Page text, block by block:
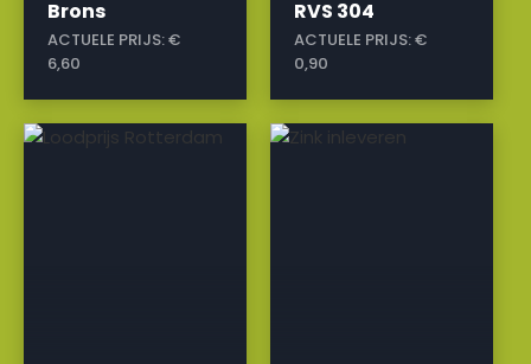
Brons
ACTUELE PRIJS:€
6,60
RVS 304
ACTUELE PRIJS:€
0,90
a a